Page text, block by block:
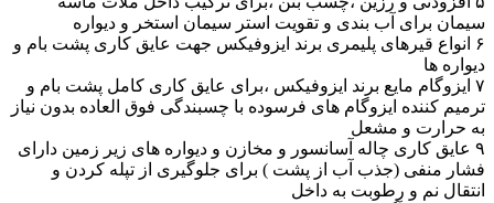
سیمان برای آب بندی و تقویت استر سیمان استخر و دیواره
۶ انواع قیرهای پلیمری برند ایزوفیکس جهت عایق کاری پشت بام و
دیواره ها
۷ ایزوگام مایع برند ایزوفیکس ،برای عایق کاری کامل پشت بام و
ترمیم کننده ایزوگام های فرسوده با چسبندگی فوق العاده بدون نیاز
به حرارت و مشعل
۹ عایق کاری چاله آسانسور و مخازن و دیواره های زیر زمین دارای
فشار منفی (جذب آب از پشت ) برای جلوگیری از تپله کردن و
انتقال نم و رطوبت به داخل